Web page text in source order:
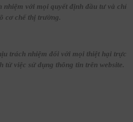
với mọi quyết định đầu tư và chỉ
cơ chế thị trường.
trách nhiệm đối với mọi thiệt hại trực
từ việc sử dụng thông tin trên website.